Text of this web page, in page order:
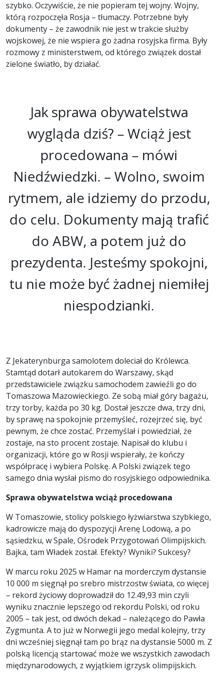
szybko. Oczywiście, że nie popieram tej wojny. Wojny,
którą rozpoczęła Rosja – tłumaczy. Potrzebne były
dokumenty – że zawodnik nie jest w trakcie służby
wojskowej, że nie wspiera go żadna rosyjska firma. Były
rozmowy z ministerstwem, od którego związek dostał
zielone światło, by działać.
Jak sprawa obywatelstwa
wygląda dziś? – Wciąż jest
procedowana – mówi
Niedźwiedzki. – Wolno, swoim
rytmem, ale idziemy do przodu,
do celu. Dokumenty mają trafić
do ABW, a potem już do
prezydenta. Jesteśmy spokojni,
tu nie może być żadnej niemiłej
niespodzianki.
Z Jekaterynburga samolotem doleciał do Królewca.
Stamtąd dotarł autokarem do Warszawy, skąd
przedstawiciele związku samochodem zawieźli go do
Tomaszowa Mazowieckiego. Ze sobą miał góry bagażu,
trzy torby, każda po 30 kg. Dostał jeszcze dwa, trzy dni,
by sprawę na spokojnie przemyśleć, rozejrzeć się, być
pewnym, że chce zostać. Przemyślał i powiedział, że
zostaje, na sto procent zostaje. Napisał do klubu i
organizacji, które go w Rosji wspierały, że kończy
współpracę i wybiera Polskę. A Polski związek tego
samego dnia wysłał pismo do rosyjskiego odpowiednika.
Sprawa obywatelstwa wciąż procedowana
W Tomaszowie, stolicy polskiego łyżwiarstwa szybkiego,
kadrowicze mają do dyspozycji Arenę Lodową, a po
sąsiedzku, w Spale, Ośrodek Przygotowań Olimpijskich.
Bajka, tam Władek został. Efekty? Wyniki? Sukcesy?
W marcu roku 2025 w Hamar na morderczym dystansie
10 000 m sięgnął po srebro mistrzostw świata, co więcej
– rekord życiowy doprowadził do 12.49,93 min czyli
wyniku znacznie lepszego od rekordu Polski, od roku
2005 – tak jest, od dwóch dekad – należącego do Pawła
Zygmunta. A to już w Norwegii jego medal kolejny, trzy
dni wcześniej sięgnął tam po brąz na dystansie 5000 m. Z
polską licencją startować może we wszystkich zawodach
międzynarodowych, z wyjątkiem igrzysk olimpijskich.